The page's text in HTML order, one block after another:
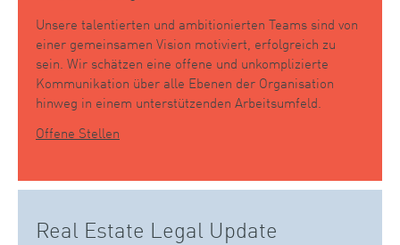
Unsere talentierten und ambitionierten Teams sind von
einer gemeinsamen Vision motiviert, erfolgreich zu
sein. Wir schätzen eine offene und unkomplizierte
Kommunikation über alle Ebenen der Organisation
hinweg in einem unterstützenden Arbeitsumfeld.
Offene Stellen
Real Estate Legal Update